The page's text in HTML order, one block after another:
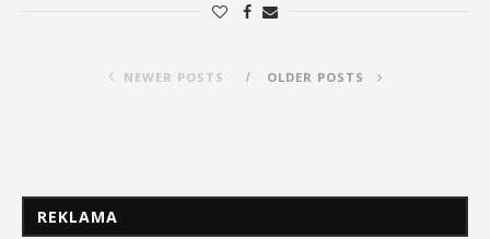
NEWER POSTS OLDER POSTS
REKLAMA